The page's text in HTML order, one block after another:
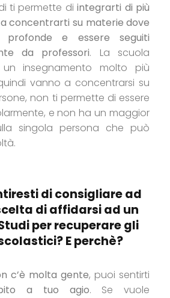
ti permette diintegrarti di più
concentrarti su materie dove
profonde e essere seguiti
da professori. La scuola
insegnamento molto più
vanno a concentrarsi su
non ti permette di essere
e non ha un maggior
singola persona che può
di consigliare ad
di affidarsi ad un
per recuperare gli
E perchè?
c’è molta gente, puoi sentirti
a tuo agio. Se vuole